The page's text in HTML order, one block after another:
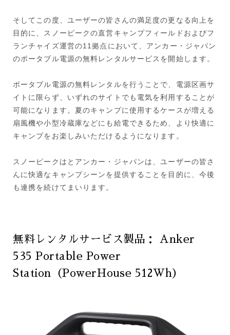
そしてこの度、ユーザーの皆さんの満足度の更なる向上を
目的に、スノーピークの直営キャンプフィールドおよびフ
ランチャイズ運営の11拠点において、アンカー・ジャパン
のポータブル電源の無料レンタルサービスを開始します。
ポータブル電源の無料レンタルを行うことで、電源区画サ
イトに限らず、いずれのサイトでも電気を利用することが
可能になります。夏のキャンプに使用するケースが増える
扇風機や小型冷蔵庫などにも給電できるため、より快適に
キャンプをお楽しみいただけるようになります。
スノーピークはとアンカー・ジャパンは、ユーザーの皆さ
んに快適なキャンプシーンを提供することを目的に、今後
も連携を続けてまいります。
無料レンタルサービス製品： Anker
535 Portable Power
Station（PowerHouse 512Wh）